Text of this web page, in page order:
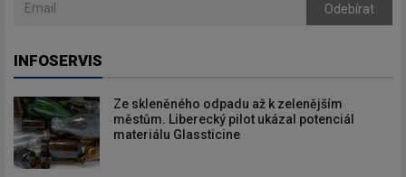
Odebírat
INFOSERVIS
Ze skleněného odpadu až k zelenějším
městům. Liberecký pilot ukázal potenciál
materiálu Glassticine